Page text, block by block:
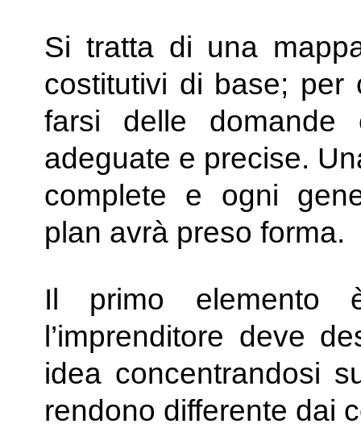
Si tratta di una
costitutivi di base; per
farsi delle
adeguate e precise.
complete e ogni
plan avrà preso forma.
Il primo elemento
l’imprenditore deve
idea concentrandosi
rendono differente dai